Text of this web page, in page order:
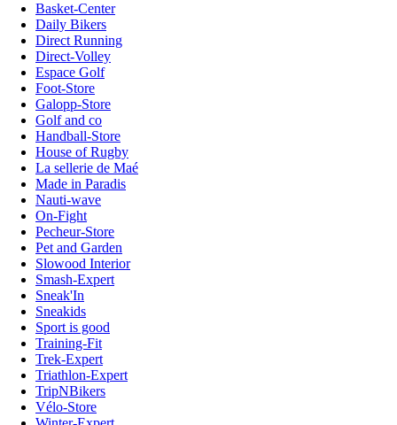
Basket-Center
Daily Bikers
Direct Running
Direct-Volley
Espace Golf
Foot-Store
Galopp-Store
Golf and co
Handball-Store
House of Rugby
La sellerie de Maé
Made in Paradis
Nauti-wave
On-Fight
Pecheur-Store
Pet and Garden
Slowood Interior
Smash-Expert
Sneak'In
Sneakids
Sport is good
Training-Fit
Trek-Expert
Triathlon-Expert
TripNBikers
Vélo-Store